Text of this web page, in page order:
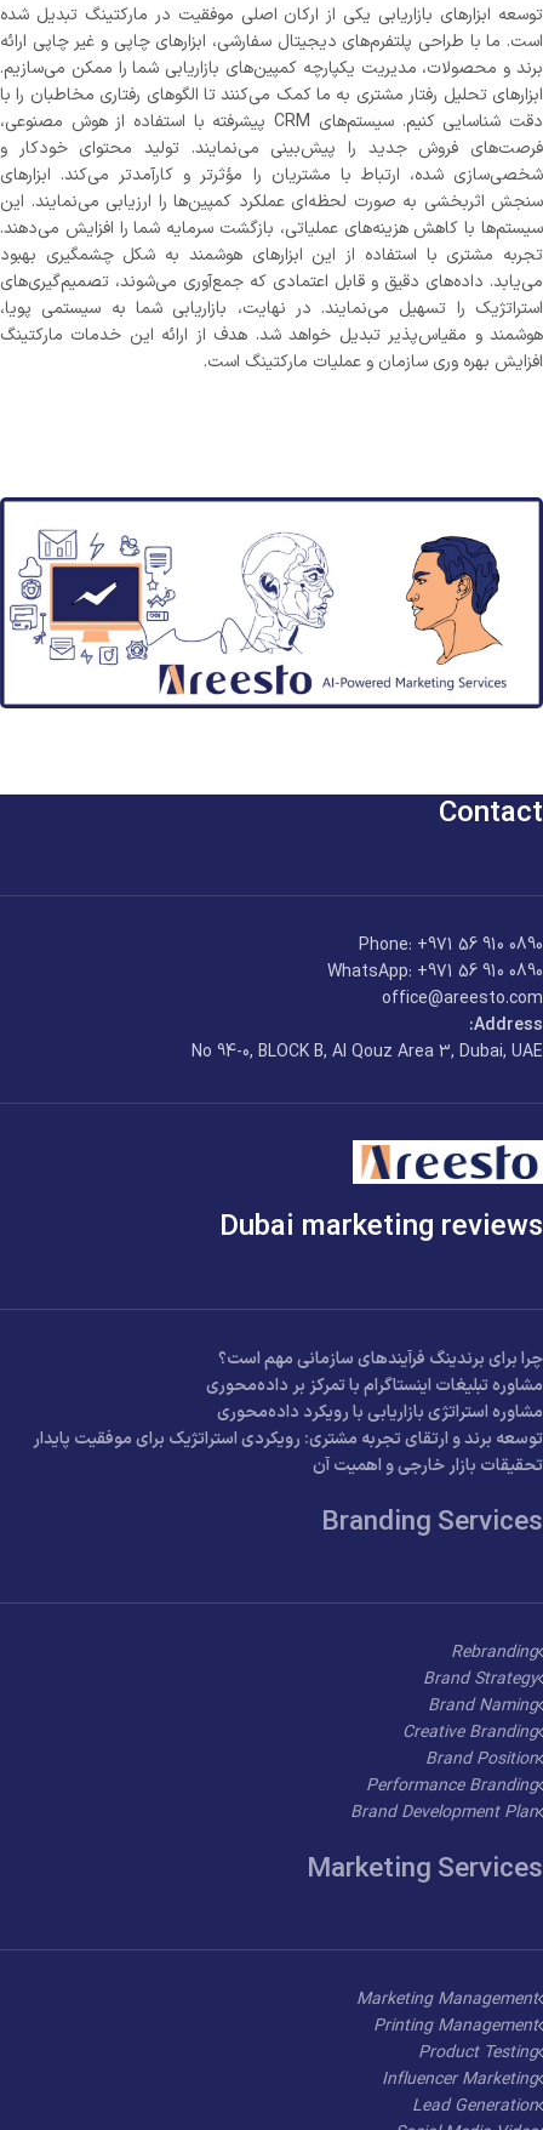
توسعه ابزارهای بازاریابی یکی از ارکان اصلی موفقیت در مارکتینگ تبدیل شده
است. ما با طراحی پلتفرم‌های دیجیتال سفارشی، ابزارهای چاپی و غیر چاپی ارائه
برند و محصولات، مدیریت یکپارچه کمپین‌های بازاریابی شما را ممکن می‌سازیم.
ابزارهای تحلیل رفتار مشتری به ما کمک می‌کنند تا الگوهای رفتاری مخاطبان را با
دقت شناسایی کنیم. سیستم‌های CRM پیشرفته با استفاده از هوش مصنوعی،
فرصت‌های فروش جدید را پیش‌بینی می‌نمایند. تولید محتوای خودکار و
شخصی‌سازی شده، ارتباط با مشتریان را مؤثرتر و کارآمدتر می‌کند. ابزارهای
سنجش اثربخشی به صورت لحظه‌ای عملکرد کمپین‌ها را ارزیابی می‌نمایند. این
سیستم‌ها با کاهش هزینه‌های عملیاتی، بازگشت سرمایه شما را افزایش می‌دهند.
تجربه مشتری با استفاده از این ابزارهای هوشمند به شکل چشمگیری بهبود
می‌یابد. داده‌های دقیق و قابل اعتمادی که جمع‌آوری می‌شوند، تصمیم‌گیری‌های
استراتژیک را تسهیل می‌نمایند. در نهایت، بازاریابی شما به سیستمی پویا،
هوشمند و مقیاس‌پذیر تبدیل خواهد شد. هدف از ارائه این خدمات مارکتینگ
افزایش بهره وری سازمان و عملیات مارکتینگ است.
Contact
Phone: +971 56 910 0890
WhatsApp: +971 56 910 0890
office@areesto.com
Address:
No 94-0, BLOCK B, Al Qouz Area 3, Dubai, UAE
Dubai marketing reviews
چرا برای برندینگ فرآیندهای سازمانی مهم است؟
مشاوره تبلیغات اینستاگرام با تمرکز بر داده‌محوری
مشاوره استراتژی بازاریابی با رویکرد داده‌محوری
توسعه برند و ارتقای تجربه مشتری: رویکردی استراتژیک برای موفقیت پایدار
تحقیقات بازار خارجی و اهمیت آن
Branding Services
Rebranding
Brand Strategy
Brand Naming
Creative Branding
Brand Position
Performance Branding
Brand Development Plan
Marketing Services
Marketing Management
Printing Management
Product Testing
Influencer Marketing
Lead Generation